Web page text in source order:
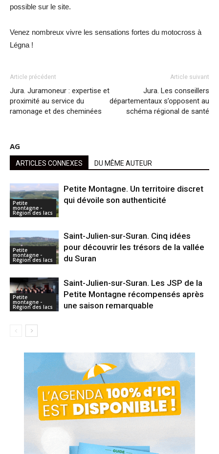
possible sur le site.
Venez nombreux vivre les sensations fortes du motocross à
Légna !
Article précédent
Jura. Juramoneur : expertise et
proximité au service du
ramonage et des cheminées
Article suivant
Jura. Les conseillers
départementaux s’opposent au
schéma régional de santé
AG
ARTICLES CONNEXES DU MÊME AUTEUR
Petite
montagne -
Région des lacs
Petite Montagne. Un territoire discret
qui dévoile son authenticité
Petite
montagne -
Région des lacs
Saint-Julien-sur-Suran. Cinq idées
pour découvrir les trésors de la vallée
du Suran
Petite
montagne -
Région des lacs
Saint-Julien-sur-Suran. Les JSP de la
Petite Montagne récompensés après
une saison remarquable